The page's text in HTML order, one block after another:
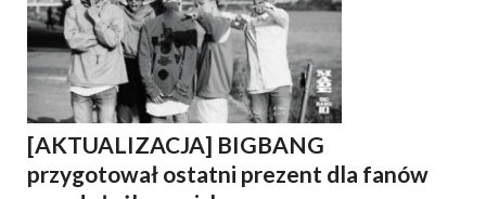
[AKTUALIZACJA] BIGBANG
przygotował ostatni prezent dla fanów